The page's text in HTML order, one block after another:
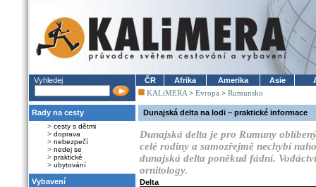
Vyhledej
Rady na cesty
> cesty s dětmi
> doprava
> nebezpečí
> nedej se
> praktické
> ubytování
Vybavení
ČR Afrika Amerika Asie
KALiMERA > Evropa > Rumunsko
Dunajská delta na lodi – praktické informace
Dunajská delta je pro Rumuny
celé rodiny a samozřejmě nechybí
dunajská delta poněkud fádní.
ornitology.
Delta